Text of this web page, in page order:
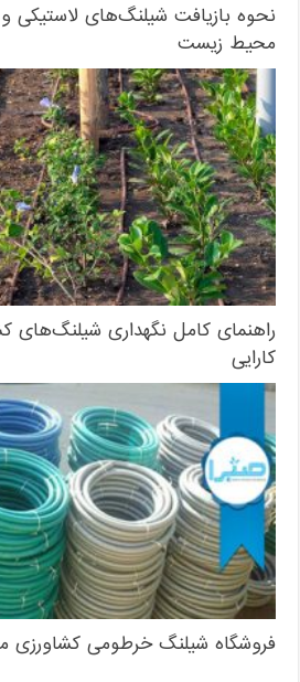
نحوه بازیافت شیلنگ‌های لاستیکی
محیط زیست
راهنمای کامل نگهداری شیلنگ‌های
کارایی
فروشگاه شیلنگ خرطومی کشاورزی